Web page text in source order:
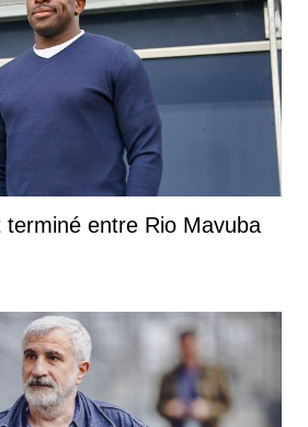
entre Rio Mavuba